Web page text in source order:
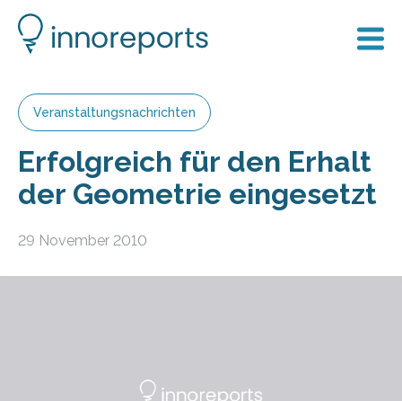
Veranstaltungsnachrichten
Erfolgreich für den Erhalt
der Geometrie eingesetzt
29 November 2010